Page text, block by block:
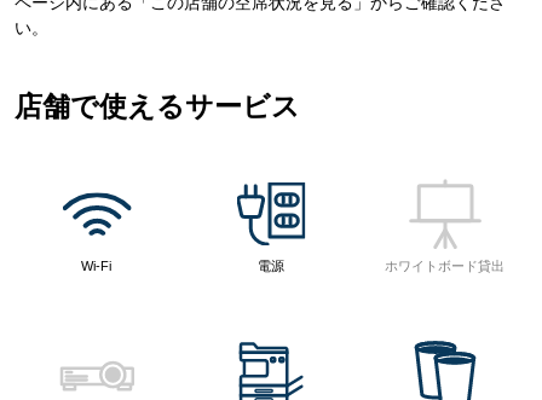
い。
店舗で使えるサービス
Wi-Fi 電源 ホワイトボード貸出